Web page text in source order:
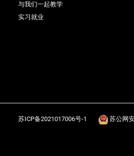
与我们一起教学
实习就业
苏ICP备2021017006号-1 苏公网